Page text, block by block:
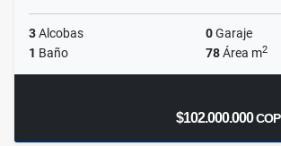
3Alcobas 0Garaje
1 Baño 78Área m2
$102.000.000COP